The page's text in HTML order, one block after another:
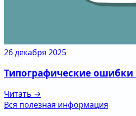
26 декабря 2025
Типографические ошибки
Читать →
Вся полезная информация